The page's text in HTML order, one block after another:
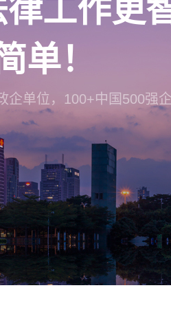
工作更
单！
企单位，100+中国500强